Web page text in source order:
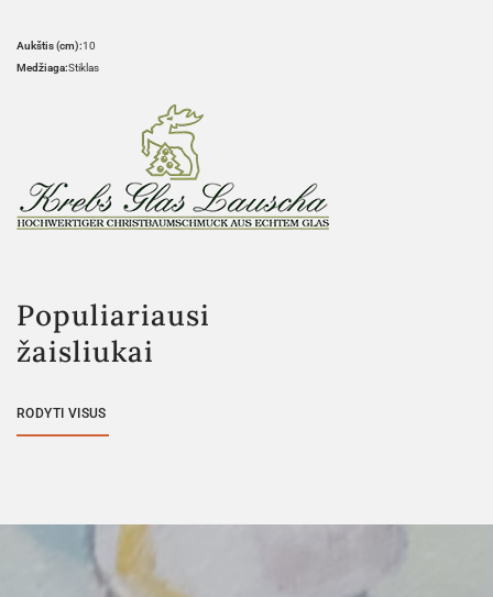
Aukštis (cm):10
Medžiaga:Stiklas
Populiariausi
žaisliukai
RODYTI VISUS